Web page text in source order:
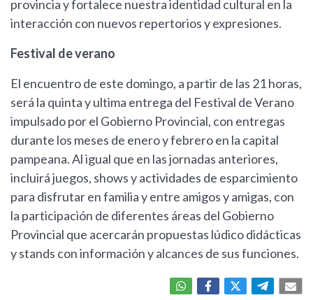
provincia y fortalece nuestra identidad cultural en la
interacción con nuevos repertorios y expresiones.
Festival de verano
El encuentro de este domingo, a partir de las 21 horas,
será la quinta y ultima entrega del Festival de Verano
impulsado por el Gobierno Provincial, con entregas
durante los meses de enero y febrero en la capital
pampeana. Al igual que en las jornadas anteriores,
incluirá juegos, shows y actividades de esparcimiento
para disfrutar en familia y entre amigos y amigas, con
la participación de diferentes áreas del Gobierno
Provincial que acercarán propuestas lúdico didácticas
y stands con información y alcances de sus funciones.